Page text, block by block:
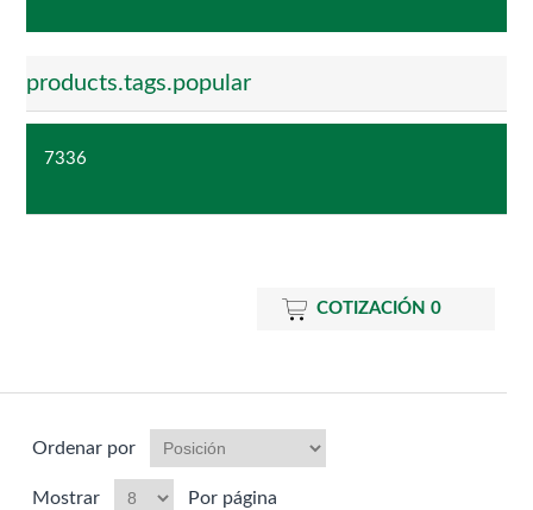
products.tags.popular
7336
COTIZACIÓN 0
Ordenar por
Mostrar Por página